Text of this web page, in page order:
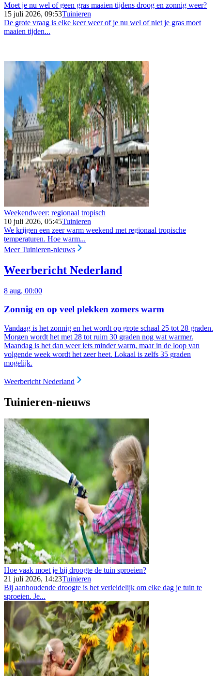
Moet je nu wel of geen gras maaien tijdens droog en zonnig weer?
15 juli 2026, 09:53Tuinieren
De grote vraag is elke keer weer of je nu wel of niet je gras moet
maaien tijden...
Weekendweer: regionaal tropisch
10 juli 2026, 05:45Tuinieren
We krijgen een zeer warm weekend met regionaal tropische
temperaturen. Hoe warm...
Meer Tuinieren-nieuws
Weerbericht Nederland
8 aug, 00:00
Zonnig en op veel plekken zomers warm
Vandaag is het zonnig en het wordt op grote schaal 25 tot 28 graden.
Morgen wordt het met 28 tot ruim 30 graden nog wat warmer.
Maandag is het dan weer iets minder warm, maar in de loop van
volgende week wordt het zeer heet. Lokaal is zelfs 35 graden
mogelijk.
Weerbericht Nederland
Tuinieren-nieuws
Hoe vaak moet je bij droogte de tuin sproeien?
21 juli 2026, 14:23Tuinieren
Bij aanhoudende droogte is het verleidelijk om elke dag je tuin te
sproeien. Je...